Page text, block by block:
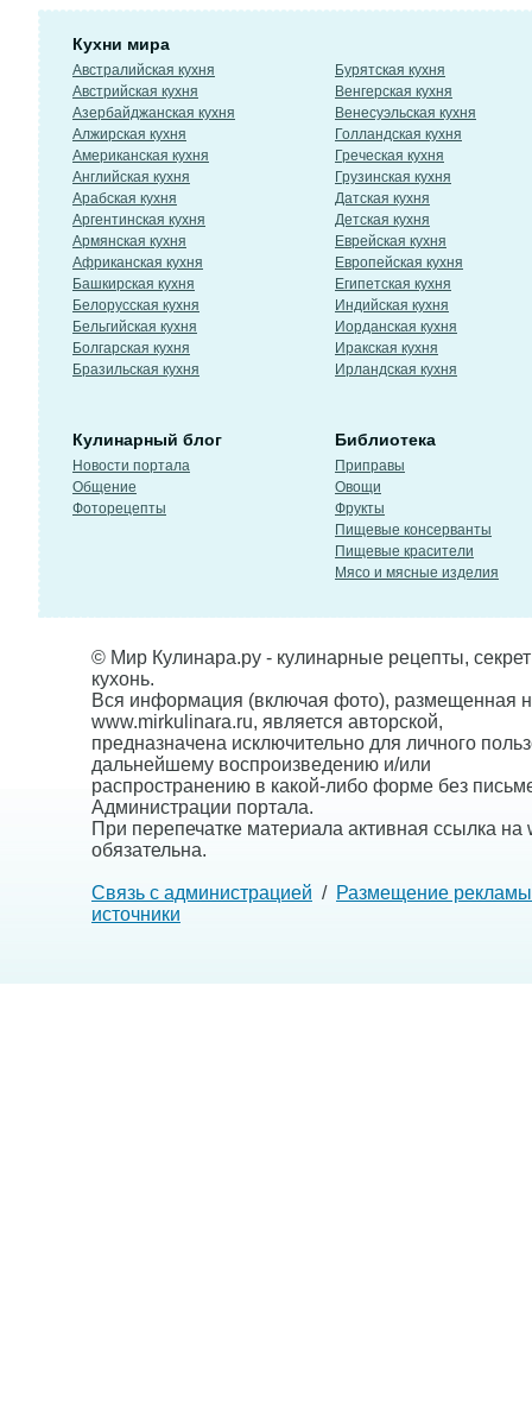
Кухни мира
Австралийская кухня
Австрийская кухня
Азербайджанская кухня
Алжирская кухня
Американская кухня
Английская кухня
Арабская кухня
Аргентинская кухня
Армянская кухня
Африканская кухня
Башкирская кухня
Белорусская кухня
Бельгийская кухня
Болгарская кухня
Бразильская кухня
Бурятская кухня
Венгерская кухня
Венесуэльская кухня
Голландская кухня
Греческая кухня
Грузинская кухня
Датская кухня
Детская кухня
Еврейская кухня
Европейская кухня
Египетская кухня
Индийская кухня
Иорданская кухня
Иракская кухня
Ирландская кухня
Кулинарный блог
Новости портала
Общение
Фоторецепты
Библиотека
Приправы
Овощи
Фрукты
Пищевые консерванты
Пищевые красители
Мясо и мясные изделия
© Мир Кулинара.ру - кулинарные рецепты,
кухонь.
Вся информация (включая фото), размещенная
www.mirkulinara.ru, является авторской,
предназначена исключительно для личного
дальнейшему воспроизведению и/или
распространению в какой-либо форме без
Администрации портала.
При перепечатке материала активная ссылка на
обязательна.
Связь с администрацией / Размещение рекламы
источники